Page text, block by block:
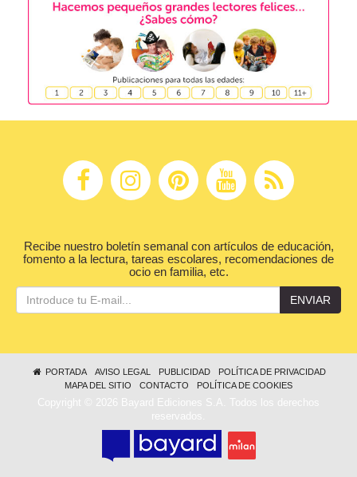
Recibe nuestro boletín semanal con artículos de educación,
fomento a la lectura, tareas escolares, recomendaciones de
ocio en familia, etc.
ENVIAR
PORTADA AVISO LEGAL PUBLICIDAD
POLÍTICA DE PRIVACIDAD
MAPA DEL SITIO
CONTACTO POLÍTICA DE COOKIES
Copyright © 2026 Bayard Ediciones S.A. Todos los derechos
reservados.